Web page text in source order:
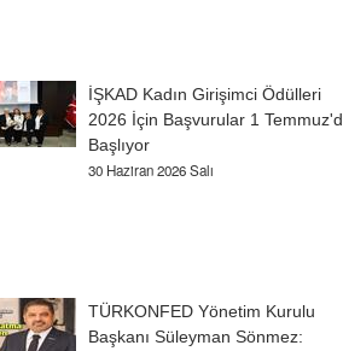
İŞKAD Kadın Girişimci Ödülleri
2026 İçin Başvurular 1
Başlıyor
30 Haziran 2026 Salı
TÜRKONFED Yönetim Kurulu
Başkanı Süleyman Sönmez: